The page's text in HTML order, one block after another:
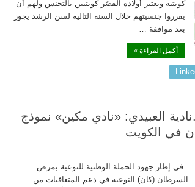
كويتية ويعتبر أولاده القصّر كويتيين بالتجنس ولهم أن
يقرروا جنسيتهم خلال السنة التالية لسن الرشد يجوز
بعد موافقة …
أكمل القراءة »
العبيدي: «نادي مكين» نموذج
في الكويت
في إطار جهود الحملة الوطنية للتوعية بمرض
السرطان (كان) النوعية في دعم المتعافيات من